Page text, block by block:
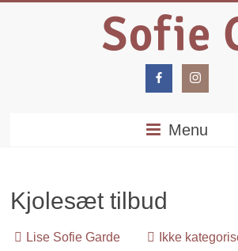
Menu
Kjolesæt tilbud
Lise Sofie Garde Ikke